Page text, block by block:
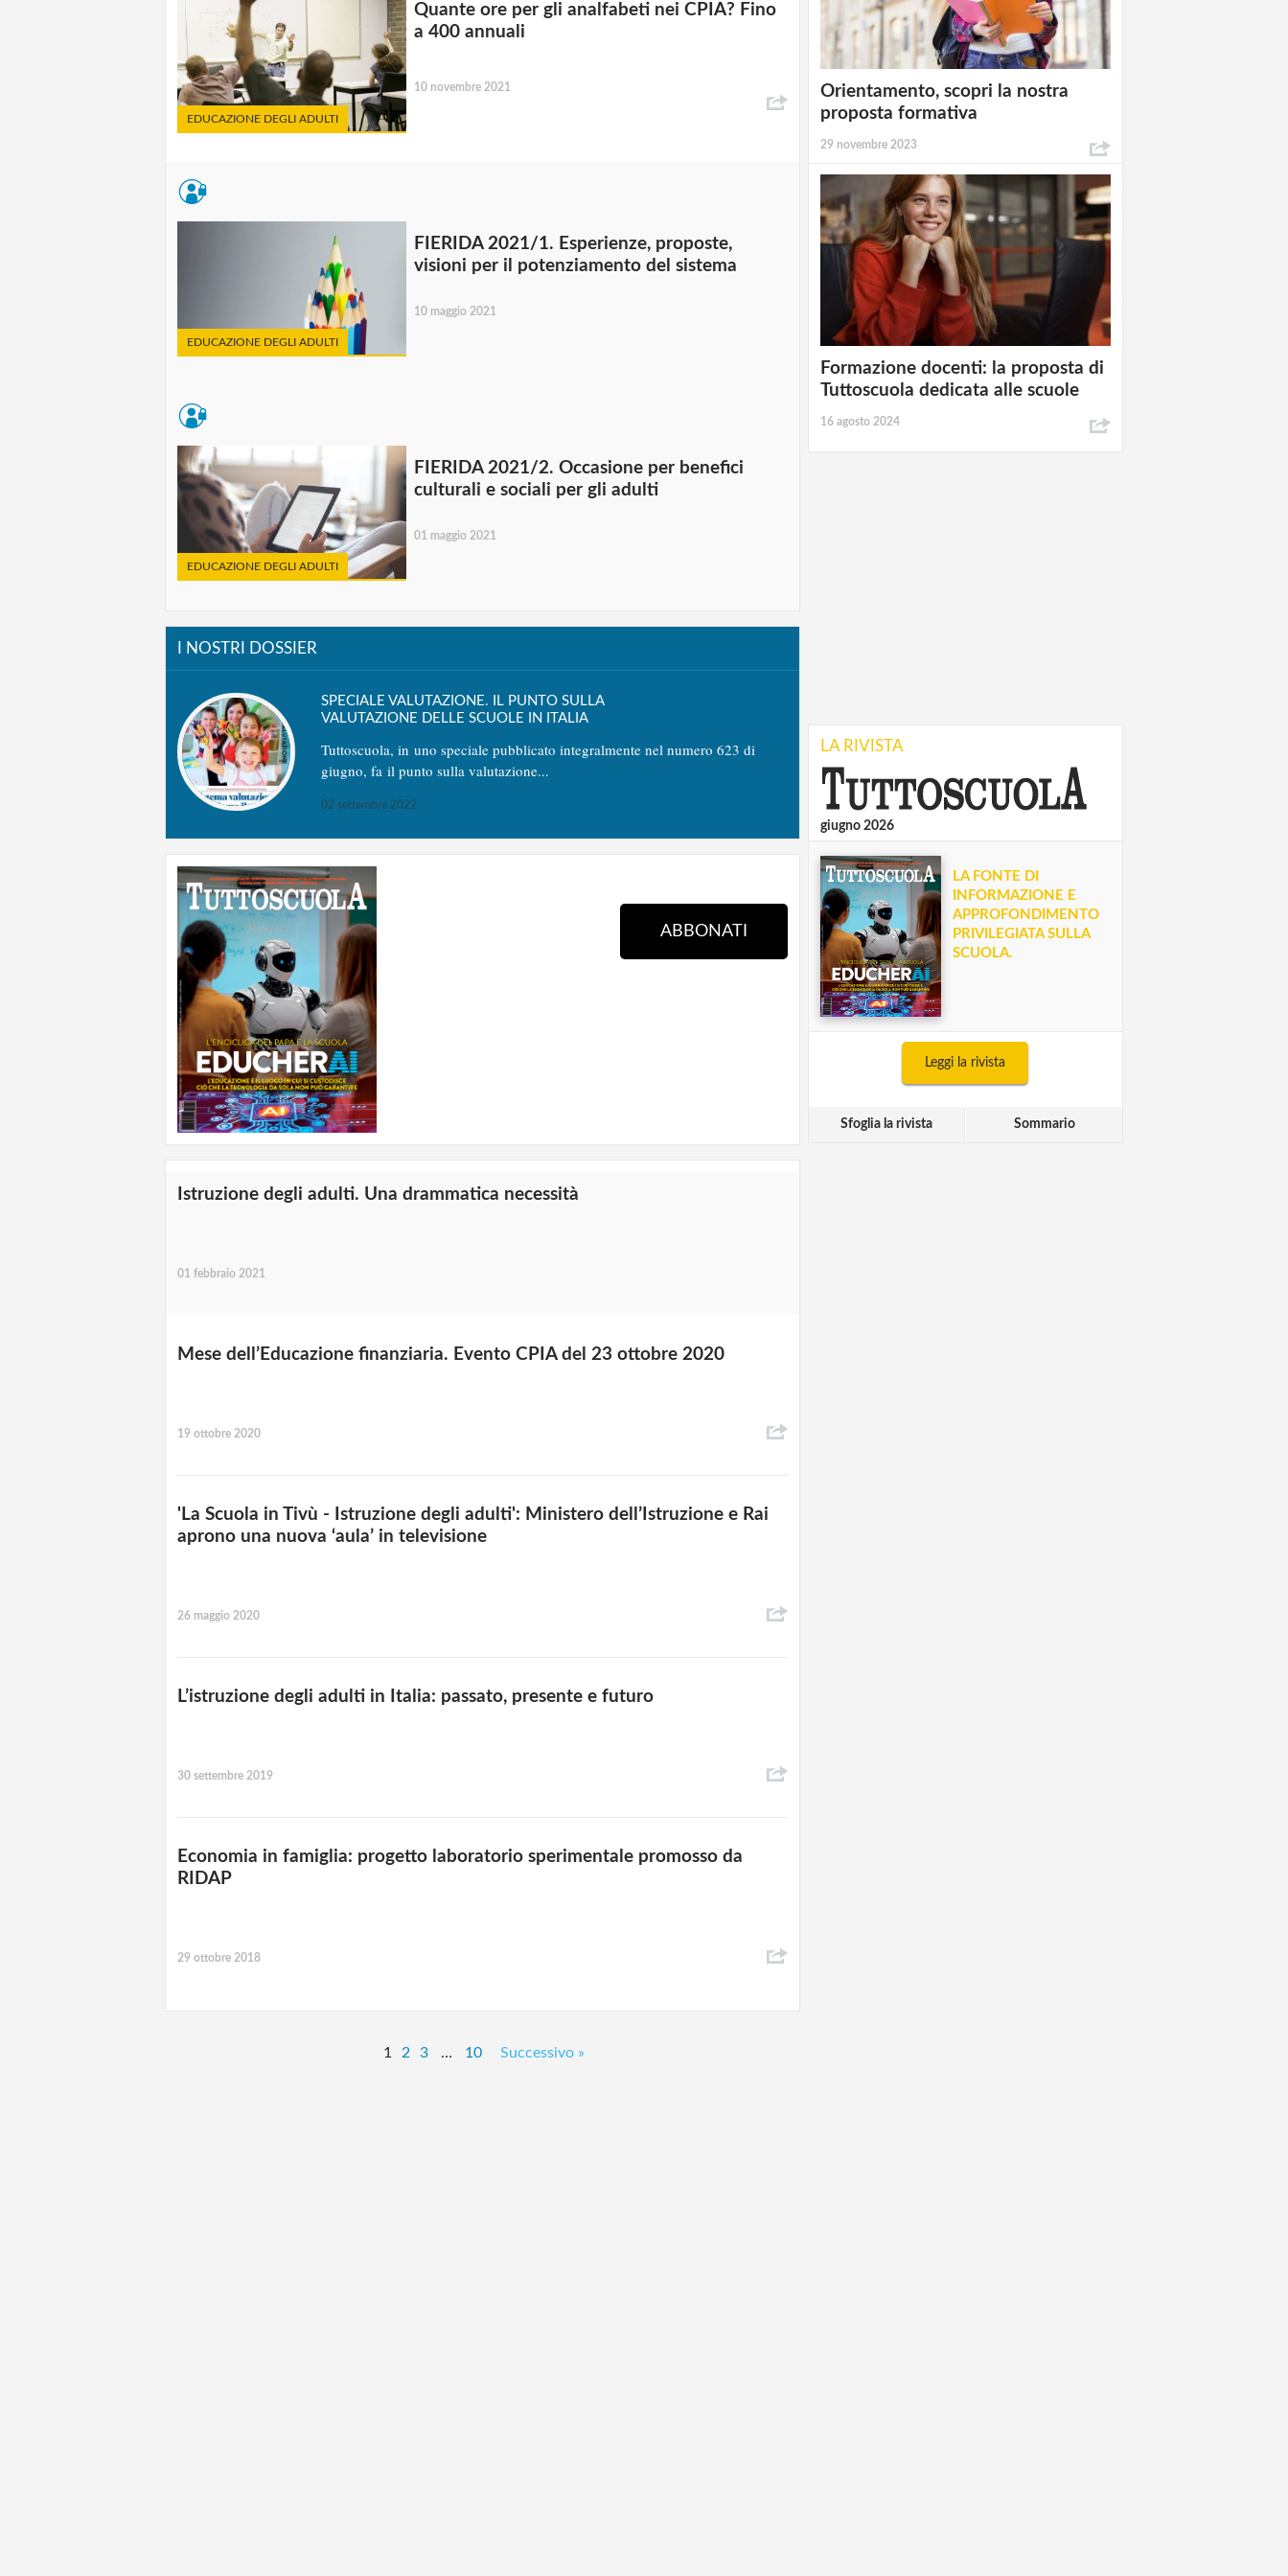
EDUCAZIONE DEGLI ADULTI
Quante ore per gli analfabeti nei CPIA? Fino
a 400 annuali
10 novembre 2021
EDUCAZIONE DEGLI ADULTI
FIERIDA 2021/1. Esperienze, proposte,
visioni per il potenziamento del sistema
10 maggio 2021
EDUCAZIONE DEGLI ADULTI
FIERIDA 2021/2. Occasione per benefici
culturali e sociali per gli adulti
01 maggio 2021
I NOSTRI DOSSIER
SPECIALE VALUTAZIONE. IL PUNTO SULLA
VALUTAZIONE DELLE SCUOLE IN ITALIA
Tuttoscuola, in uno speciale pubblicato integralmente nel numero 623 di
giugno, fa il punto sulla valutazione...
02 settembre 2022
ABBONATI
Istruzione degli adulti. Una drammatica necessità
01 febbraio 2021
Mese dell’Educazione finanziaria. Evento CPIA del 23 ottobre 2020
19 ottobre 2020
'La Scuola in Tivù - Istruzione degli adulti': Ministero dell’Istruzione e Rai
aprono una nuova ‘aula’ in televisione
26 maggio 2020
L’istruzione degli adulti in Italia: passato, presente e futuro
30 settembre 2019
Economia in famiglia: progetto laboratorio sperimentale promosso da
RIDAP
29 ottobre 2018
1 2 3 … 10 Successivo »
Orientamento, scopri la nostra
proposta formativa
29 novembre 2023
Formazione docenti: la proposta di
Tuttoscuola dedicata alle scuole
16 agosto 2024
LA RIVISTA
giugno 2026
LA FONTE DI
INFORMAZIONE E
APPROFONDIMENTO
PRIVILEGIATA SULLA
SCUOLA.
Leggi la rivista
Sfoglia la rivista Sommario